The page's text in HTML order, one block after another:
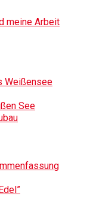
meine Arbeit
Weißensee
See